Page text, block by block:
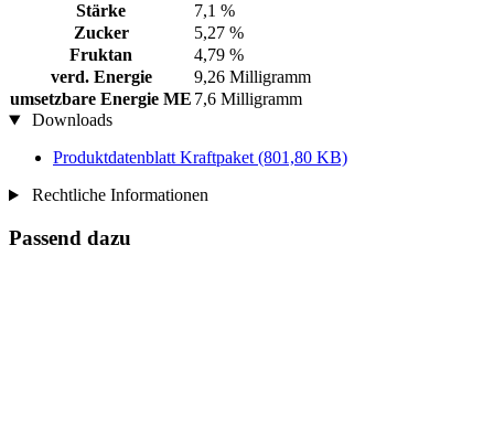
Stärke
7,1 %
Zucker
5,27 %
Fruktan
4,79 %
verd. Energie
9,26 Milligramm
umsetzbare Energie ME 7,6 Milligramm
Downloads
Produktdatenblatt Kraftpaket (801,80 KB)
Rechtliche Informationen
Passend dazu